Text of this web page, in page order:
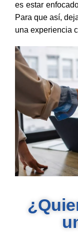
es estar
Para que así,
una experiencia